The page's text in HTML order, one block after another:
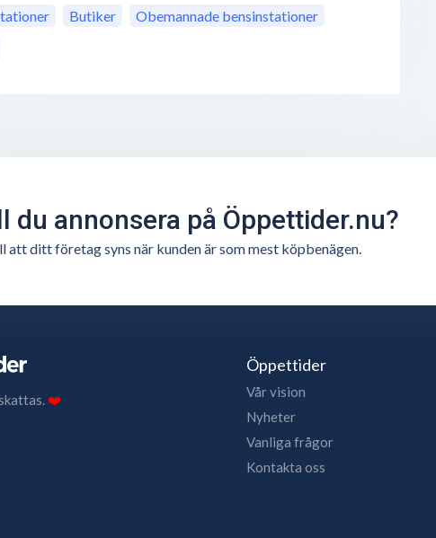
Butiker
Obemannade bensinstationer
du annonsera på Öppettider.nu?
att ditt företag syns när kunden är som mest köpbenägen.
❤️
Öppettider
Vår vision
Nyheter
Vanliga frågor
Kontakta oss